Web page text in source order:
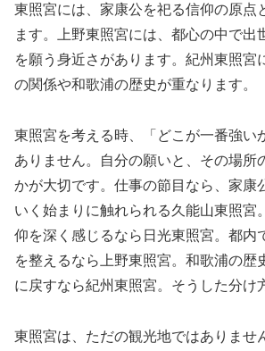
東照宮には、家康公を祀る信仰の原点
ます。上野東照宮には、都心の中で出
を願う身近さがあります。紀州東照宮
の関係や和歌浦の歴史が重なります。
東照宮を考える時、「どこが一番強い
ありません。自分の願いと、その場所
かが大切です。仕事の節目なら、家康
いく始まりに触れられる久能山東照宮
仰を深く感じるなら日光東照宮。都内
を整えるなら上野東照宮。和歌浦の歴
に戻すなら紀州東照宮。そうした分け
東照宮は、ただの観光地ではありませ